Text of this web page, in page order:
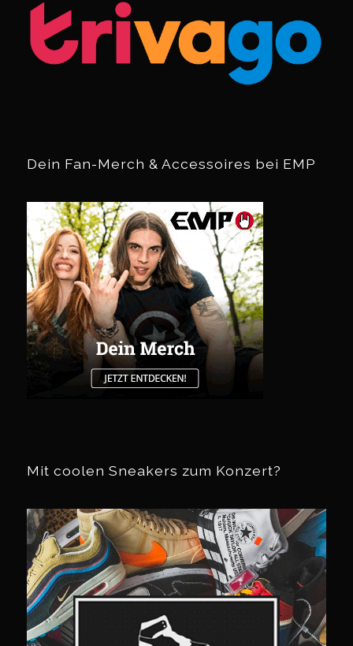
Dein Fan-Merch & Accessoires bei EMP
Mit coolen Sneakers zum Konzert?